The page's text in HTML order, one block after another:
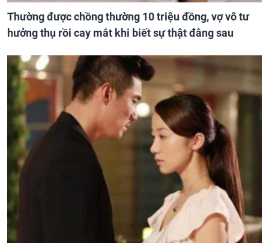
Thường được chồng thường 10 triệu đồng, vợ vô tư
hưởng thụ rồi cay mắt khi biết sự thật đằng sau